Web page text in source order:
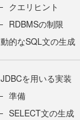
クエリヒント
RDBMSの制限
動的なSQL文の生成
JDBCを用いる実装
準備
SELECT文の生成